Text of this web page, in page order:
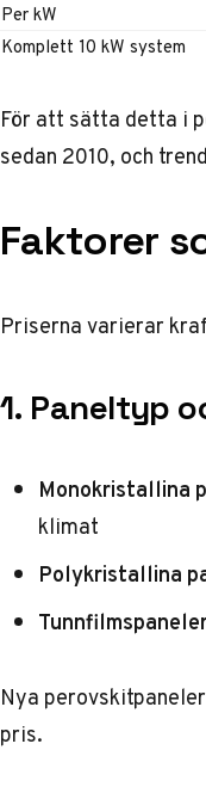
Per kW
Komplett 10 kW system
För att sätta detta i
sedan 2010, och
Faktorer
Priserna varierar
1. Paneltyp
Monokristallina
klimat
Polykristallina
Nya
pris.